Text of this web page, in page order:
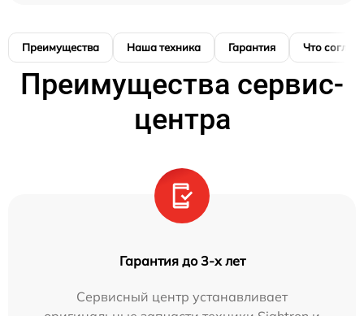
Преимущества Наша техника Гарантия Что
Преимущества сервис-
центра
Гарантия до 3-х лет
Сервисный центр устанавливает